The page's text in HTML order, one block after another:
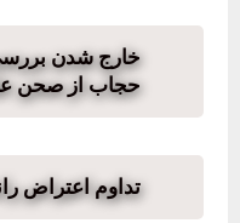
خارج شدن
حجاب از صحن
تداوم اعتراض